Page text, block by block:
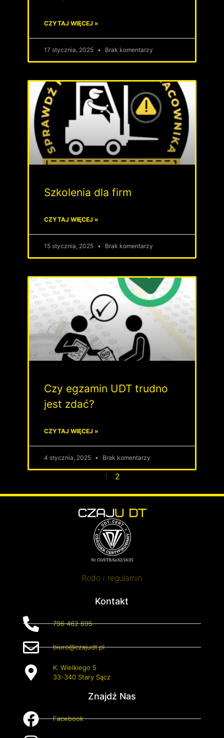
CZYTAJ WIĘCEJ »
17 stycznia, 2025 Brak komentarzy
Szkolenia dla firm
CZYTAJ WIĘCEJ »
15 stycznia, 2025 Brak komentarzy
Czy egzamin UDT trudno
jest zdać?
CZYTAJ WIĘCEJ »
4 stycznia, 2025 Brak komentarzy
1 2
Rodo i regulamin
Kontakt
796 462 695
biuro@czajudt.pl
K. Wielkiego 5
33-340 Stary Sącz
Znajdź Nas
Facebook